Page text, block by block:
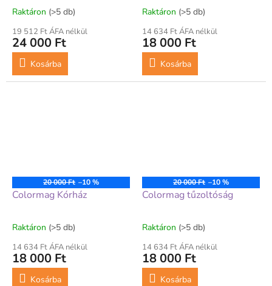
Raktáron (>5 db)
19 512 Ft ÁFA nélkül
24 000 Ft
Kosárba
Raktáron (>5 db)
14 634 Ft ÁFA nélkül
18 000 Ft
Kosárba
20 000 Ft –10 %
Colormag Kórház
Raktáron (>5 db)
14 634 Ft ÁFA nélkül
18 000 Ft
Kosárba
20 000 Ft –10 %
Colormag tűzoltóság
Raktáron (>5 db)
14 634 Ft ÁFA nélkül
18 000 Ft
Kosárba